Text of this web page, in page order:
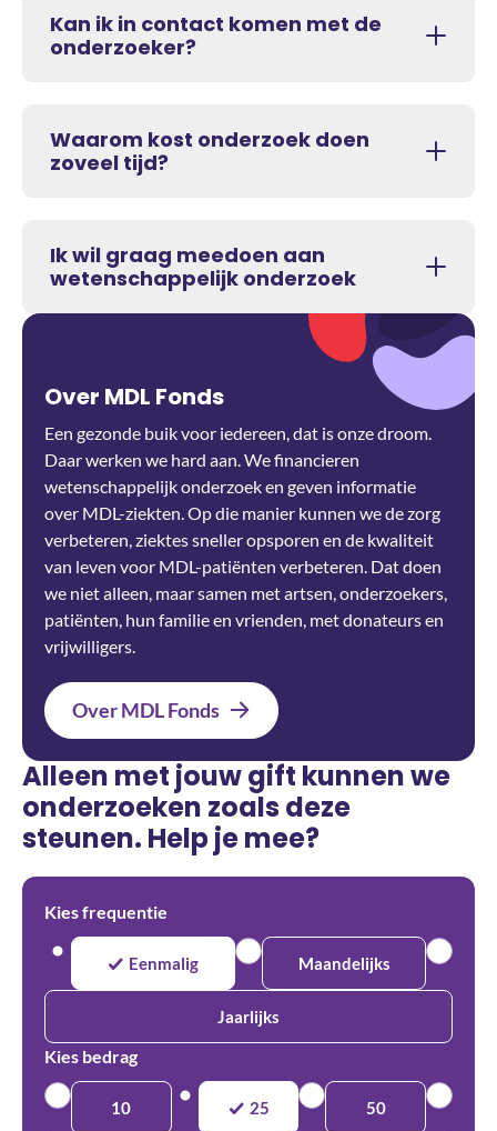
Kan ik in contact komen met de
onderzoeker?
Waarom kost onderzoek doen
zoveel tijd?
Ik wil graag meedoen aan
wetenschappelijk onderzoek
Over MDL Fonds
Een gezonde buik voor iedereen, dat is onze droom.
Daar werken we hard aan. We financieren
wetenschappelijk onderzoek en geven informatie
over MDL-ziekten. Op die manier kunnen we de zorg
verbeteren, ziektes sneller opsporen en de kwaliteit
van leven voor MDL-patiënten verbeteren. Dat doen
we niet alleen, maar samen met artsen, onderzoekers,
patiënten, hun familie en vrienden, met donateurs en
vrijwilligers.
Over MDL Fonds
Alleen met jouw gift kunnen we
onderzoeken zoals deze
steunen. Help je mee?
Kies frequentie
Eenmalig Maandelijks
Jaarlijks
Kies bedrag
10 25 50